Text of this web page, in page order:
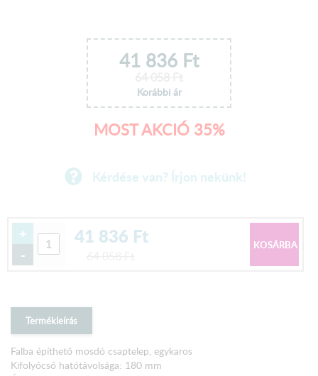
41 836 Ft
Korábbi ár
MOST AKCIÓ 35%
Kérdése van? Írjon nekünk!
+
-
41 836 Ft
Termékleírás
Falba építhető mosdó csaptelep, egykaros
Kifolyócső hatótávolsága: 180 mm